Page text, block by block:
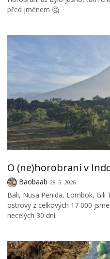
před jménem 🤔
O (ne)horobraní v
Baobaab 28. 5. 2026
Bali, Nusa Penida, Lombok, Gili
ostrovy z celkových 17 000
necelých 30 dní.